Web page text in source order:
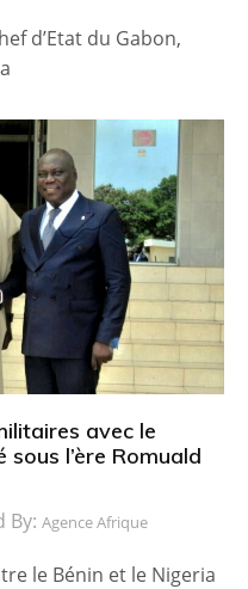
d’Etat du Gabon,
avec le
l’ère Romuald
By: Agence Afrique
le Bénin et le Nigeria